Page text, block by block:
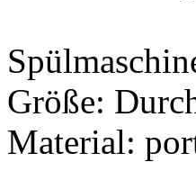
Größe:
Material: